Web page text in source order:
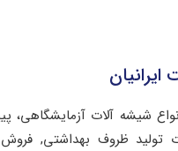
شیشه آلات آزمایشگاهی،
تولید ظروف بهداشتی,